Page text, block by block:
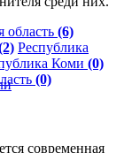
область (6)
Республика
Коми (0)
(0)
современная